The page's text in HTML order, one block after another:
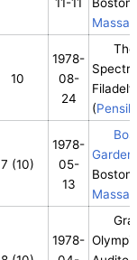
10
1978-
08-
24
The
(
7 (10)
1978-
05-
13
Garden
Boston,
1978-